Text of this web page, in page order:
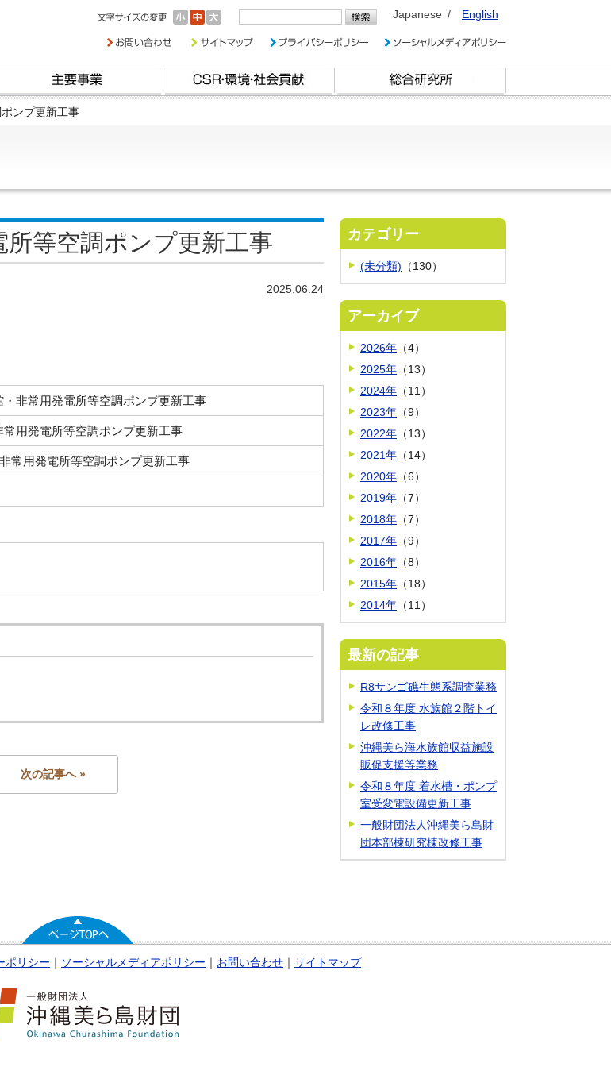
Japanese English
ンプ更新工事
等空調ポンプ更新工事
2025.06.24
非常用発電所等空調ポンプ更新工事
用発電所等空調ポンプ更新工事
常用発電所等空調ポンプ更新工事
次の記事へ »
カテゴリー
(未分類) （130）
アーカイブ
2026年 （4）
2025年 （13）
2024年 （11）
2023年 （9）
2022年 （13）
2021年 （14）
2020年 （6）
2019年 （7）
2018年 （7）
2017年 （9）
2016年 （8）
2015年 （18）
2014年 （11）
最新の記事
R8サンゴ礁生態系調査業務
令和８年度 水族館２階トイ
レ改修工事
沖縄美ら海水族館収益施設
販促支援等業務
令和８年度 着水槽・ポンプ
室受変電設備更新工事
一般財団法人沖縄美ら島財
団本部棟研究棟改修工事
ポリシー ｜ ソーシャルメディアポリシー ｜ お問い合わせ ｜ サイトマップ